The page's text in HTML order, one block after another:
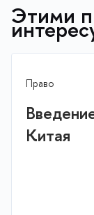
Этими
Право
Китая